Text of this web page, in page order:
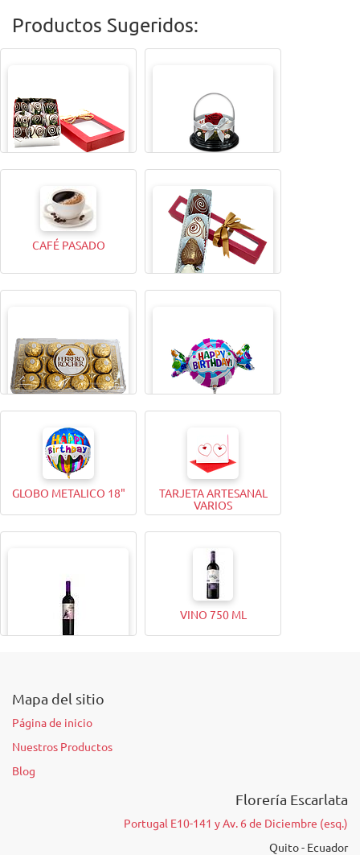
Productos Sugeridos:
CAJITA MAGICAX9 TODA UNA VIDA ROSA
CAFÉ PASADO
BOMBONES FERRERO
ROCHER (12 Unidades)
GLOBO METALICO 9"
GLOBO METALICO 18"
TARJETA ARTESANAL
VARIOS
VINO 750 ML
Mapa del sitio
Página de inicio
Nuestros Productos
Blog
Florería Escarlata
Portugal E10-141 y Av. 6 de Diciembre (esq.)
Quito - Ecuador